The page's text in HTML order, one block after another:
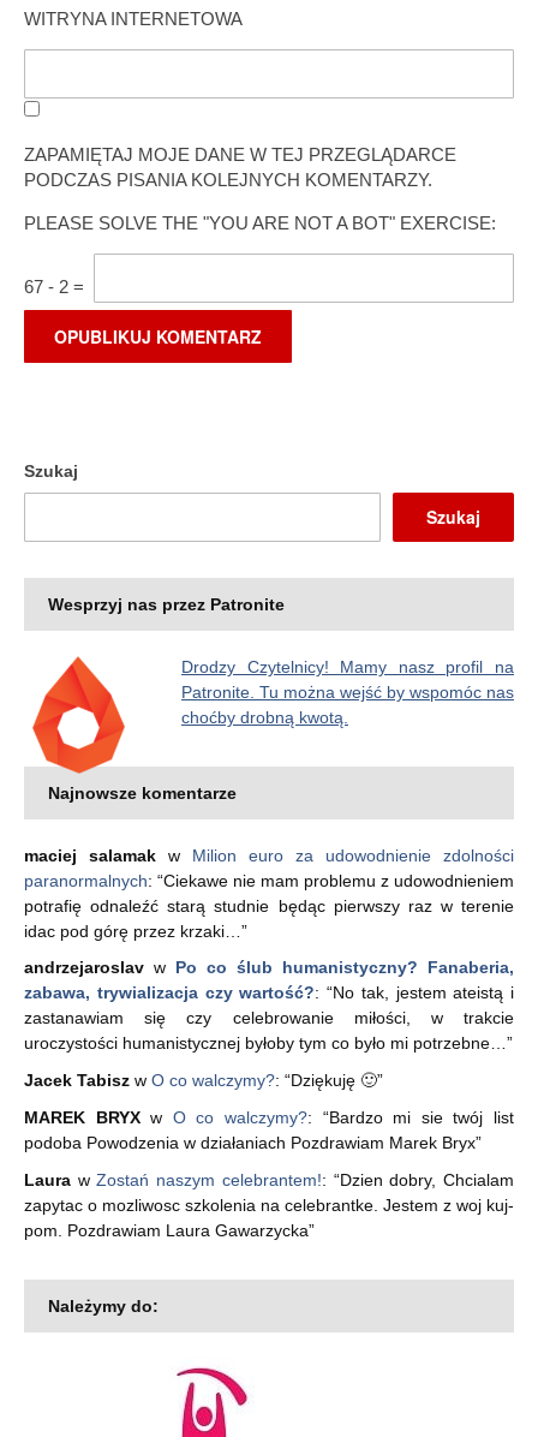
WITRYNA INTERNETOWA
ZAPAMIĘTAJ MOJE DANE W TEJ PRZEGLĄDARCE
PODCZAS PISANIA KOLEJNYCH KOMENTARZY.
PLEASE SOLVE THE "YOU ARE NOT A BOT" EXERCISE:
67 - 2 =
Szukaj
Szukaj
Wesprzyj nas przez Patronite
Drodzy Czytelnicy! Mamy nasz profil na
Patronite. Tu można wejść by wspomóc nas
choćby drobną kwotą.
Najnowsze komentarze
maciej salamak w Milion euro za udowodnienie zdolności
paranormalnych: “Ciekawe nie mam problemu z udowodnieniem
potrafię odnaleźć starą studnie będąc pierwszy raz w terenie
idac pod górę przez krzaki… ”
andrzejaroslav w Po co ślub humanistyczny? Fanaberia,
zabawa, trywializacja czy wartość?: “No tak, jestem ateistą i
zastanawiam się czy celebrowanie miłości, w trakcie
uroczystości humanistycznej byłoby tym co było mi potrzebne…”
Jacek Tabisz w O co walczymy?: “Dziękuję 🙂”
MAREK BRYXw O co walczymy?: “Bardzo mi sie twój list
podoba Powodzenia w działaniach Pozdrawiam Marek Bryx”
Laura wZostań naszym celebrantem!: “Dzien dobry, Chcialam
zapytac o mozliwosc szkolenia na celebrantke. Jestem z woj kuj-
pom. Pozdrawiam Laura Gawarzycka”
Należymy do: